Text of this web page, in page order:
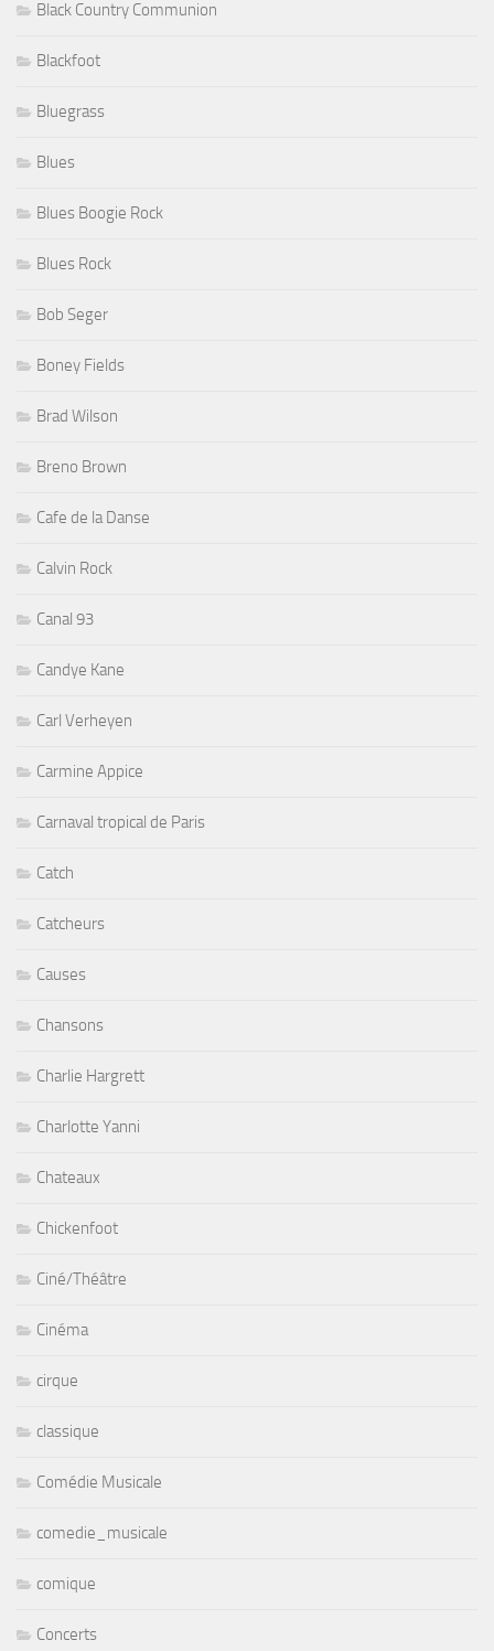
Black Country Communion
Blackfoot
Bluegrass
Blues
Blues Boogie Rock
Blues Rock
Bob Seger
Boney Fields
Brad Wilson
Breno Brown
Cafe de la Danse
Calvin Rock
Canal 93
Candye Kane
Carl Verheyen
Carmine Appice
Carnaval tropical de Paris
Catch
Catcheurs
Causes
Chansons
Charlie Hargrett
Charlotte Yanni
Chateaux
Chickenfoot
Ciné/Théâtre
Cinéma
cirque
classique
Comédie Musicale
comedie_musicale
comique
Concerts